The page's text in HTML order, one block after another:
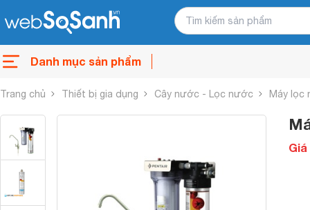
Danh mục sản phẩm
Trang chủ Thiết bị gia dụng Cây nước - Lọc nước Máy lọc
Giá